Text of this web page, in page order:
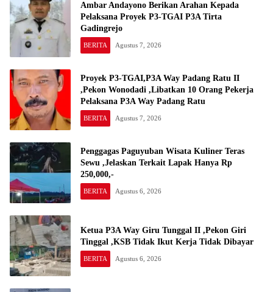
Ambar Andayono Berikan Arahan Kepada
Pelaksana Proyek P3-TGAI P3A Tirta
Gadingrejo
BERITA Agustus 7, 2026
Proyek P3-TGAI,P3A Way Padang Ratu II
,Pekon Wonodadi ,Libatkan 10 Orang Pekerja
Pelaksana P3A Way Padang Ratu
BERITA Agustus 7, 2026
Penggagas Paguyuban Wisata Kuliner Teras
Sewu ,Jelaskan Terkait Lapak Hanya Rp
250,000,-
BERITA Agustus 6, 2026
Ketua P3A Way Giru Tunggal II ,Pekon Giri
Tinggal ,KSB Tidak Ikut Kerja Tidak Dibayar
BERITA Agustus 6, 2026